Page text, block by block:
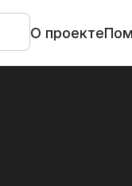
О проекте